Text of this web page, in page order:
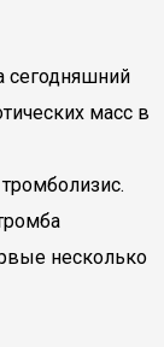
масс в
несколько